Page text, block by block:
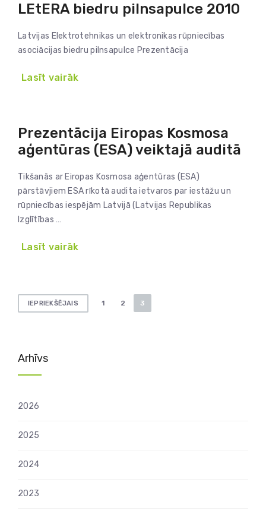
LEtERA biedru pilnsapulce 2010
Latvijas Elektrotehnikas un elektronikas rūpniecības
asociācijas biedru pilnsapulce Prezentācija
Lasīt vairāk
Prezentācija Eiropas Kosmosa
aģentūras (ESA) veiktajā auditā
Tikšanās ar Eiropas Kosmosa aģentūras (ESA)
pārstāvjiem ESA rīkotā audita ietvaros par iestāžu un
rūpniecības iespējām Latvijā (Latvijas Republikas
Izglītības …
Lasīt vairāk
Ziņu
lappusēm
IEPRIEKŠĒJAIS 1 2 3
Arhīvs
2026
2025
2024
2023